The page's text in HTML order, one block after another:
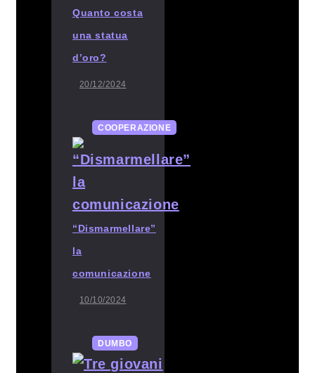
Quanto costa
una statua
d’oro?
20/12/2024
COOPERAZIONE
“Dismarmellare”
la
comunicazione
10/10/2024
DUMBO